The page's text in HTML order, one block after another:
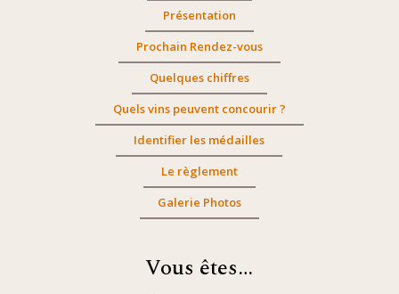
Présentation
Prochain Rendez-vous
Quelques chiffres
Quels vins peuvent concourir ?
Identifier les médailles
Le règlement
Galerie Photos
Vous êtes…